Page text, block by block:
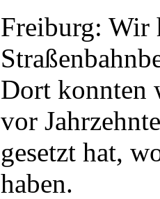
Freiburg: Wir
Dort konnten
vor
gesetzt hat,
haben.